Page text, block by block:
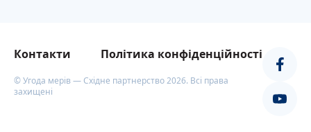
Контакти Політика конфіденційності
© Угода мерів — Східне партнерство 2026. Всі права
захищені